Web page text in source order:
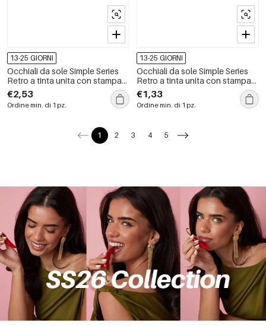
13-25 GIORNI
Occhiali da sole Simple Series
Retro a tinta unita con stampa
leopardata
€2,53
Ordine min. di 1 pz.
13-25 GIORNI
Occhiali da sole Simple Series
Retro a tinta unita con stampa
leopardata sfumata
€1,33
Ordine min. di 1 pz.
1 2 3 4 5